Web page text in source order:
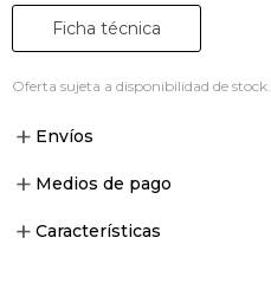
Ficha técnica
Oferta sujeta a disponibilidad de stock.
Envíos
Medios de pago
Características